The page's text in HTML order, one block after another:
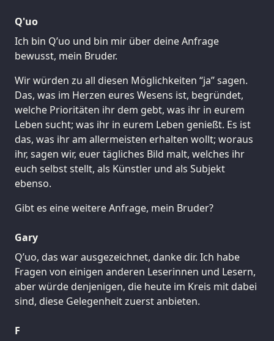
Q'uo
Ich bin Q’uo und bin mir über deine Anfrage
bewusst, mein Bruder.
Wir würden zu all diesen Möglichkeiten “ja” sagen.
Das, was im Herzen eures Wesens ist, begründet,
welche Prioritäten ihr dem gebt, was ihr in eurem
Leben sucht; was ihr in eurem Leben genießt. Es ist
das, was ihr am allermeisten erhalten wollt; woraus
ihr, sagen wir, euer tägliches Bild malt, welches ihr
euch selbst stellt, als Künstler und als Subjekt
ebenso.
Gibt es eine weitere Anfrage, mein Bruder?
Gary
Q’uo, das war ausgezeichnet, danke dir. Ich habe
Fragen von einigen anderen Leserinnen und Lesern,
aber würde denjenigen, die heute im Kreis mit dabei
sind, diese Gelegenheit zuerst anbieten.
F